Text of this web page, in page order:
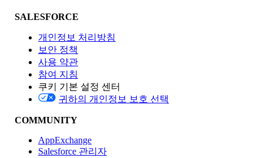
기능 영향
Edition
SALESFORCE
개인정보 처리방침
보안 정책
사용 약관
참여 지침
쿠키 기본 설정 센터
귀하의 개인정보 보호 선택
COMMUNITY
AppExchange
Salesforce 관리자